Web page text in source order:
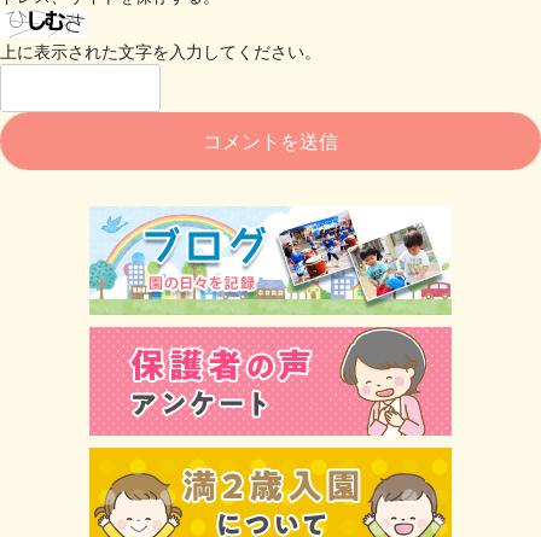
上に表示された文字を入力してください。